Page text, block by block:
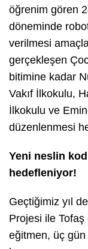
öğrenim gören
döneminde
verilmesi
gerçekleşen
bitimine kadar
Vakıf İlkokulu,
İlkokulu ve
düzenlenmesi
Yeni neslin
hedefleniyor!
Geçtiğimiz yıl
Projesi ile Tofaş
eğitmen, üç